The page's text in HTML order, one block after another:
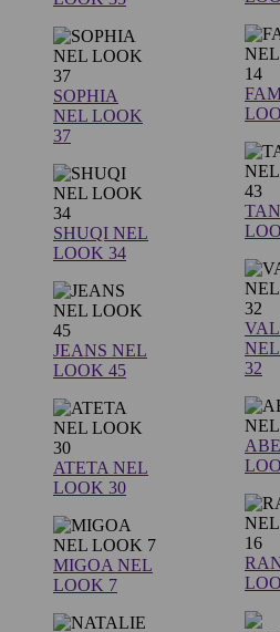
SOPHIA
NEL LOOK
37
SHUQI NEL
LOOK 34
JEANS NEL
LOOK 45
ATETA NEL
LOOK 30
MIGOA NEL
LOOK 7
32